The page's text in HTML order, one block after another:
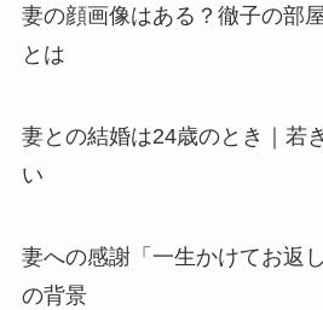
妻の顔画像はある？徹子の部
とは
妻との結婚は24歳のとき｜若
い
妻への感謝「一生かけてお返
の背景